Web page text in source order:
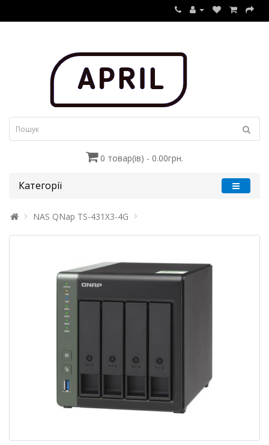
0 товар(ів) - 0.00грн.
Категорії
NAS QNap TS-431X3-4G